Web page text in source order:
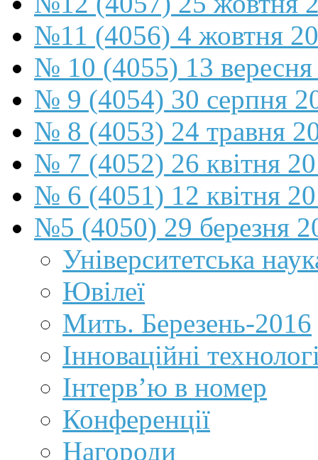
№11 (4056) 4 жовтня
№ 10 (4055) 13
№ 9 (4054) 30 серпня
№ 8 (4053) 24 травня
№ 7 (4052) 26 квітня
№ 6 (4051) 12 квітня
№5 (4050) 29 березня
Університетська
Ювілеї
Мить. Березень-2016
Інноваційні
Інтерв’ю в номер
Конференції
Нагороди